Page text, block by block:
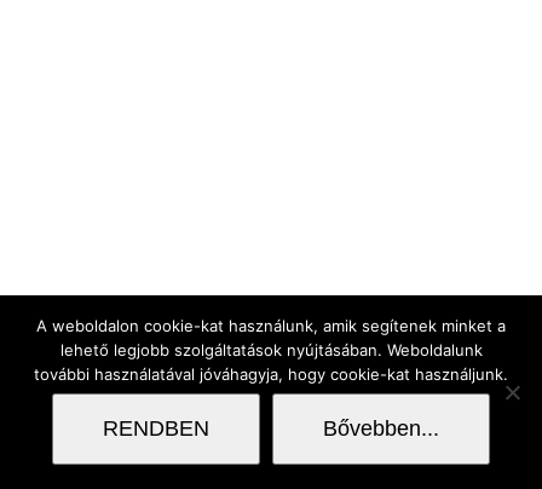
A weboldalon cookie-kat használunk, amik segítenek minket a
lehető legjobb szolgáltatások nyújtásában. Weboldalunk
további használatával jóváhagyja, hogy cookie-kat használjunk.
RENDBEN Bővebben...